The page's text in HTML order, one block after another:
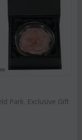
Park. Exclusive Gift